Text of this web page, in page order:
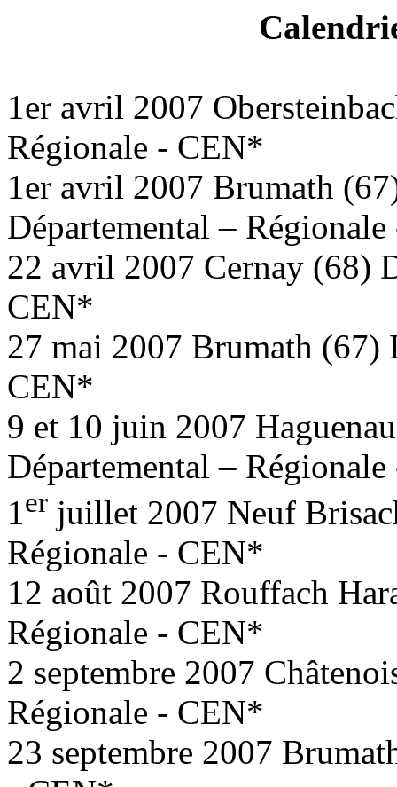
1er avril 2007
Régionale - CEN*
1er avril 2007 Brumath
Départemental –
22 avril 2007 Cernay (68)
CEN*
27 mai 2007 Brumath (67)
CEN*
9 et 10 juin 2007
Départemental –
1er juillet 2007 Neuf
Régionale - CEN*
12 août 2007 Rouffach
Régionale - CEN*
2 septembre 2007
Régionale - CEN*
23 septembre 2007